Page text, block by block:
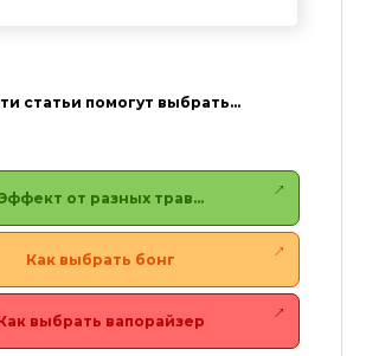
статьи помогут выбрать…
от разных трав…
Как выбрать бонг
выбрать вапорайзер